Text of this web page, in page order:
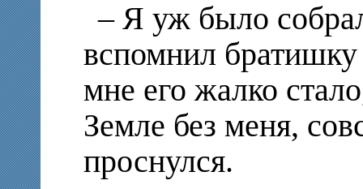
– Я уж было
вспомнил братишку
мне его жалко
Земле без меня,
проснулся.